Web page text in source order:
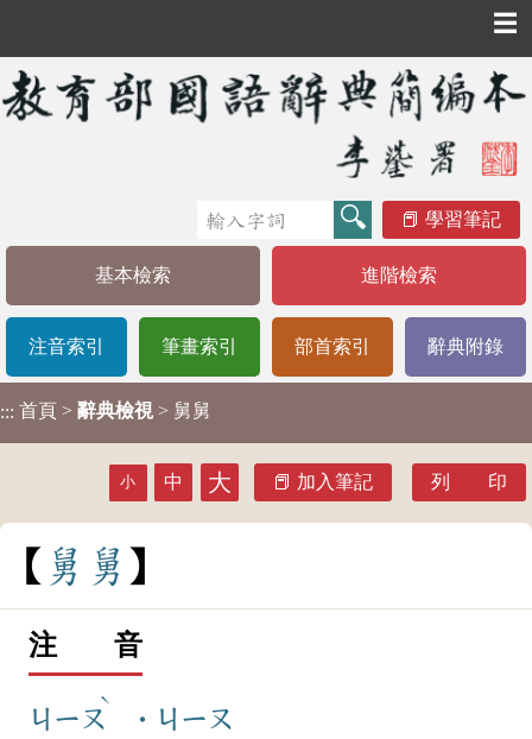
☰
學習筆記
基本檢索 進階檢索
注音索引 筆畫索引 部首索引 辭典附錄
::: 首頁 > 辭典檢視 > 舅舅
小 中 大 加入筆記 列 印
舅 舅
注 音
ㄐㄧㄡ
ˋ
˙ㄐㄧㄡ